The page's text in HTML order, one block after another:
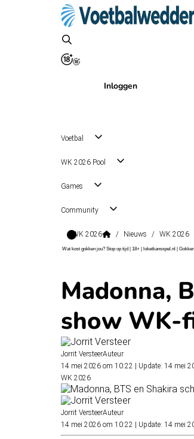
Inloggen
Voetbal
WK 2026 Pool
Games
Community
WK 2026 / Nieuws / WK 2026
Wat kost gokken jou? Stop op tijd | 18+ | loketkansspel.nl |
Madonna,
show WK-
Jorrit VersteerAuteur
14 mei 2026 om 10:22
Update: 14 mei
WK 2026
Jorrit VersteerAuteur
14 mei 2026 om 10:22
Update: 14 mei